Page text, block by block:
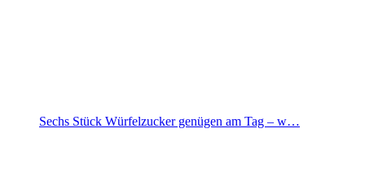
Sechs Stück Würfelzucker genügen am Tag – w…